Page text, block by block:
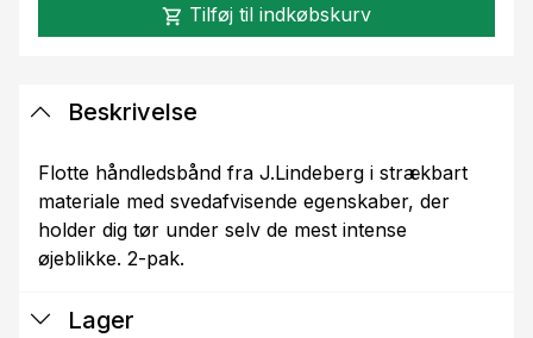
shopping_cart Tilføj til indkøbskurv
Beskrivelse
Flotte håndledsbånd fra J.Lindeberg i strækbart
materiale med svedafvisende egenskaber, der
holder dig tør under selv de mest intense
øjeblikke. 2-pak.
Lager